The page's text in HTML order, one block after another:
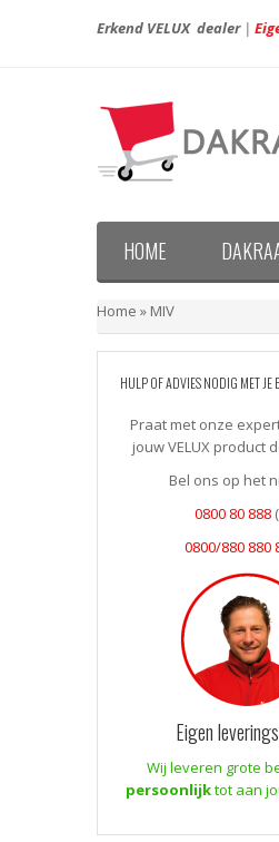
Erkend VELUX dealer|
HOME
Home » MIV
HULP OF ADVIES NODIG MET JE
Praat met onze
jouw VELUX product
Bel ons op het
0800 80 888
0800/880 880
Eigen
Wij leveren grote
persoonlijktot aan